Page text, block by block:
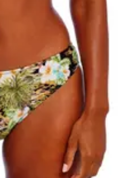
Planification de